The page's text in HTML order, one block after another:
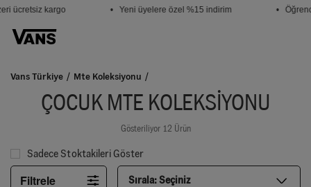
ücretsiz kargo • Yeni üyelere özel %15 indirim •
Vans Türkiye Mte Koleksiyonu
ÇOCUK MTE KOLEKSIYONU
Gösteriliyor 12 Ürün
Sadece Stoktakileri Göster
Filtrele Sırala:Seçiniz